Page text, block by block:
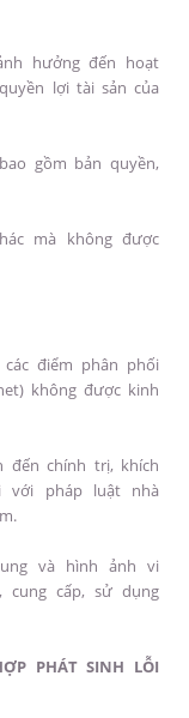
hưởng đến hoạt
lợi tài sản của
gồm bản quyền,
mà không được
điểm phân phối
không được kinh
đến chính trị, khích
với pháp luật nhà
và hình ảnh vi
cung cấp, sử dụng
PHÁT SINH LỖI